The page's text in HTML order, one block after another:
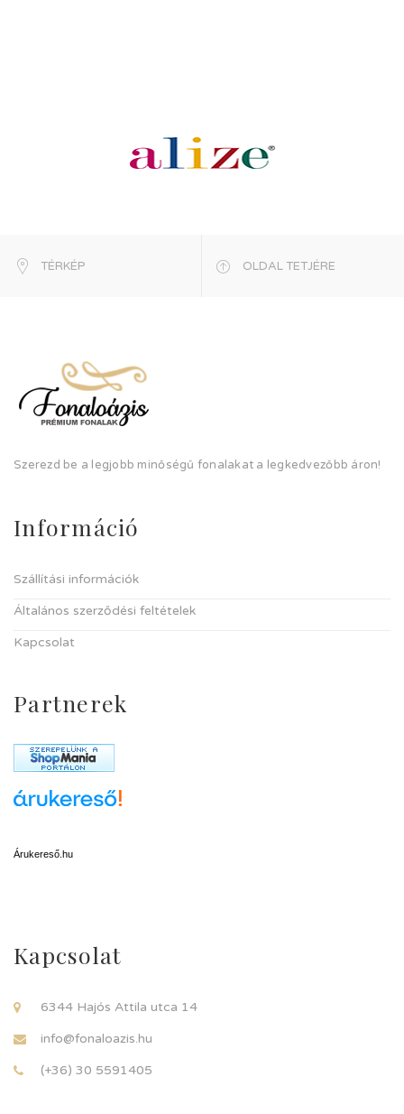
TÉRKÉP OLDAL TETJÉRE
Szerezd be a legjobb minőségű fonalakat a legkedvezőbb áron!
Információ
Szállítási információk
Általános szerződési feltételek
Kapcsolat
Partnerek
Árukereső.hu
Kapcsolat
6344 Hajós Attila utca 14
info@fonaloazis.hu
(+36) 30 5591405